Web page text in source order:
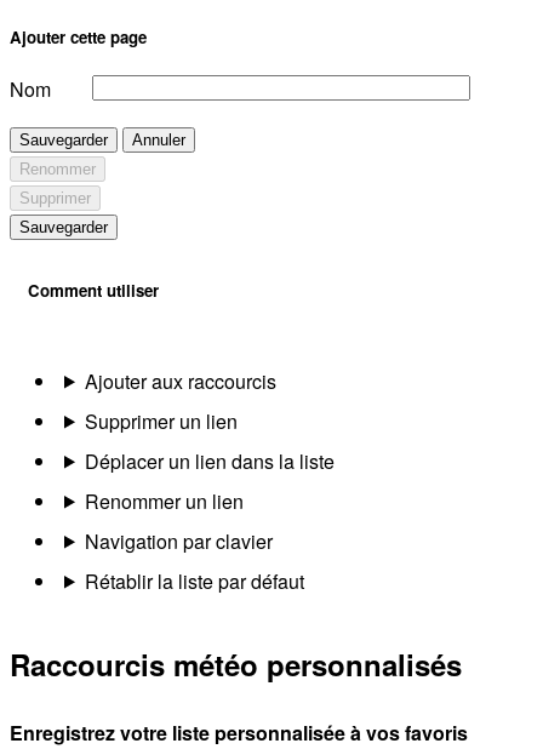
Ajouter cette page
Nom
Sauvegarder
Annuler
Renommer
Supprimer
Sauvegarder
Comment utiliser
Ajouter aux raccourcis
Supprimer un lien
Déplacer un lien dans la liste
Renommer un lien
Navigation par clavier
Rétablir la liste par défaut
Raccourcis météo personnalisés
Enregistrez votre liste personnalisée à vos favoris